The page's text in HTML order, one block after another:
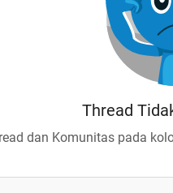
Thread
dan Komunitas pada